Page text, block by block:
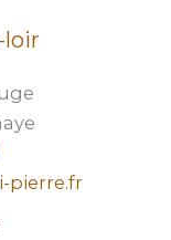
loir
pierre.fr